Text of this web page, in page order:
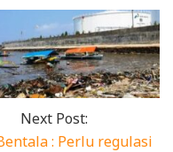
PAL 10 Gg. Salak
Lampung 35153
272359
Next Post:
: Perlu regulasi